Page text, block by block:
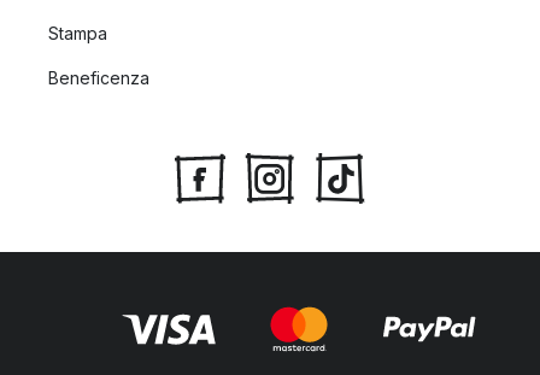
Stampa
Beneficenza